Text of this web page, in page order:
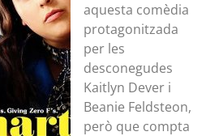
aquesta comèdia
protagonitzada
per les
desconegudes
Kaitlyn Dever i
Beanie Feldsteon,
però que compta